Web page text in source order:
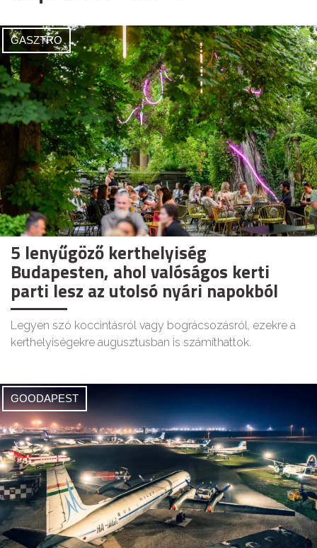
GASZTRO
5 lenyűgöző kerthelyiség
Budapesten, ahol valóságos kerti
parti lesz az utolsó nyári napokból
Legyen szó koccintásról vagy bográcsozásról, ezekre a
kerthelyiségekre augusztusban is számíthattok.
GOODAPEST